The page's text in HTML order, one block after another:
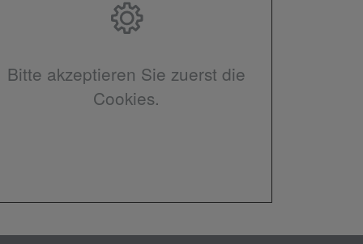
Bitte akzeptieren Sie zuerst die
Cookies.